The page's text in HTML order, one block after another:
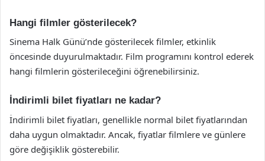
Hangi filmler gösterilecek?
Sinema Halk Günü’nde gösterilecek filmler, etkinlik
öncesinde duyurulmaktadır. Film programını kontrol ederek
hangi filmlerin gösterileceğini öğrenebilirsiniz.
İndirimli bilet fiyatları ne kadar?
İndirimli bilet fiyatları, genellikle normal bilet fiyatlarından
daha uygun olmaktadır. Ancak, fiyatlar filmlere ve günlere
göre değişiklik gösterebilir.